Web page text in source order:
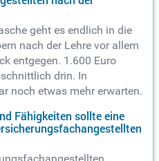
geht es endlich in die
nach der Lehre vor allem
entgegen. 1.600 Euro
drin. In
noch etwas mehr erwarten.
Fähigkeiten sollte eine